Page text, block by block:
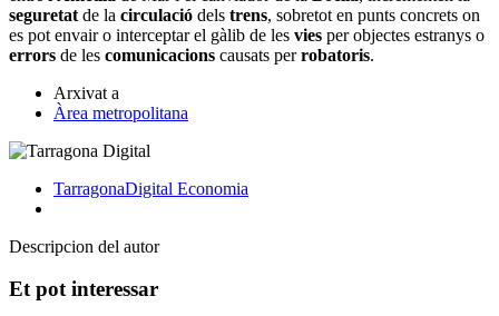
seguretat de la circulació dels trens, sobretot en punts concrets on
es pot envair o interceptar el gàlib de les vies per objectes estranys o
errors de les comunicacions causats perrobatoris.
Arxivat a
Àrea metropolitana
TarragonaDigital Economia
Descripcion del autor
Et pot interessar